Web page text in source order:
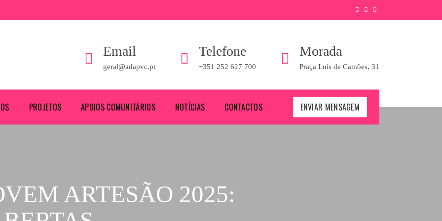
Email
geral@adapvc.pt
Telefone
+351 252 627 700
Morada
Praça Luís de Camões, 31
PROJETOS APOIOS COMUNITÁRIOS NOTÍCIAS CONTACTOS ENVIAR MENSAGEM
ARTESÃO 2025: